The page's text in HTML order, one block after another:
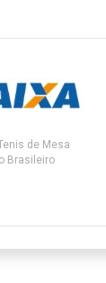
de Mesa
Brasileiro